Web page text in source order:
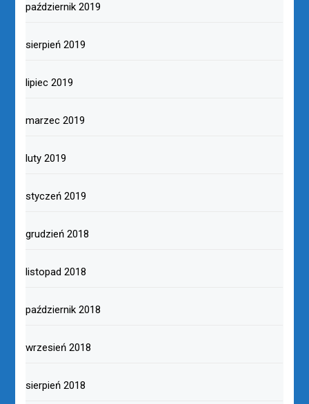
październik 2019
sierpień 2019
lipiec 2019
marzec 2019
luty 2019
styczeń 2019
grudzień 2018
listopad 2018
październik 2018
wrzesień 2018
sierpień 2018